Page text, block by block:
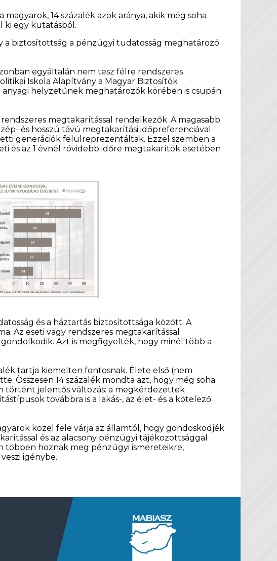
14 százalék azok aránya, akik még soha
ki egy kutatásból.
biztosítottság a pénzügyi tudatosság meghatározó
egyáltalán nem tesz félre rendszeres
Iskola Alapítvány a Magyar Biztosítók
helyzetűnek meghatározók körében is csupán
megtakarítással rendelkezők. A magasabb
és hosszú távú megtakarítási időpreferenciával
generációk felülreprezentáltak. Ezzel szemben a
és az 1 évnél rövidebb időre megtakarítók esetében
és a háztartás biztosítottsága között. A
Az eseti vagy rendszeres megtakarítással
Azt is megfigyelték, hogy minél több a
tartja kiemelten fontosnak. Élete első (nem
Összesen 14 százalék mondta azt, hogy még soha
történt jelentős változás: a megkérdezettek
továbbra is a lakás-, az élet- és a kötelező
közel fele várja az államtól, hogy gondoskodjék
és az alacsony pénzügyi tájékozottsággal
többen hoznak meg pénzügyi ismereteikre,
igénybe.